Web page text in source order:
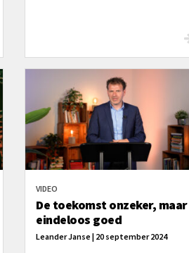
VIDEO
De toekomst onzeker, maar
eindeloos goed
Leander Janse | 20 september 2024